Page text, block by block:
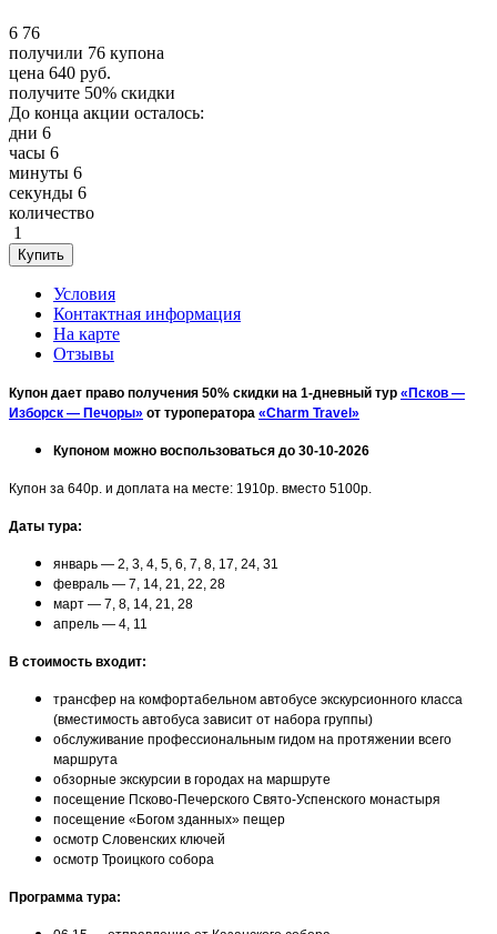
6 76
получили 76 купона
цена 640 руб.
получите 50% скидки
До конца акции осталось:
дни 6
часы 6
минуты 6
секунды 6
количество
1
Условия
Контактная информация
На карте
Отзывы
Купон дает право получения 50% скидки на 1-дневный тур «Псков —
Изборск — Печоры» от туроператора «Charm Travel»
Купоном можно воспользоваться до 30-10-2026
Купон за 640р. и доплата на месте: 1910р. вместо 5100р.
Даты тура:
январь — 2, 3, 4, 5, 6, 7, 8, 17, 24, 31
февраль — 7, 14, 21, 22, 28
март — 7, 8, 14, 21, 28
апрель — 4, 11
В стоимость входит:
трансфер на комфортабельном автобусе экскурсионного класса
(вместимость автобуса зависит от набора группы)
обслуживание профессиональным гидом на протяжении всего
маршрута
обзорные экскурсии в городах на маршруте
посещение Псково-Печерского Свято-Успенского монастыря
посещение «Богом зданных» пещер
осмотр Словенских ключей
осмотр Троицкого собора
Программа тура: